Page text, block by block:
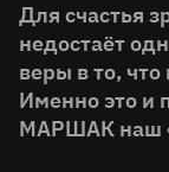
Для счастья
недостаёт
веры в то, что
Именно это и
МАРШАК наш